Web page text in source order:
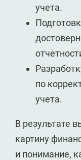
учета.
по
учета.
В результате
картину
и понимание,